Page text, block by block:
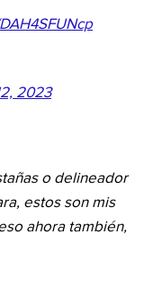
2023
o delineador
estos son mis
ahora también,